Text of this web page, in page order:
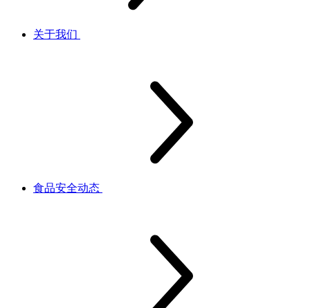
关于我们
食品安全动态